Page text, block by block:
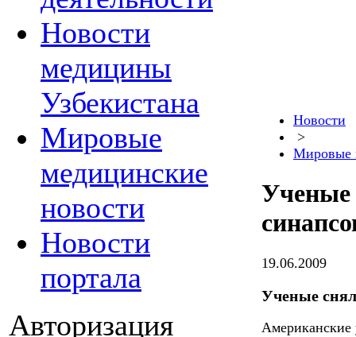
Новости
медицины
Узбекистана
Мировые
медицинские
новости
Новости
портала
Авторизация
Новости
>
Мировые
Ученые
19.06.2009
Ученые
Американские